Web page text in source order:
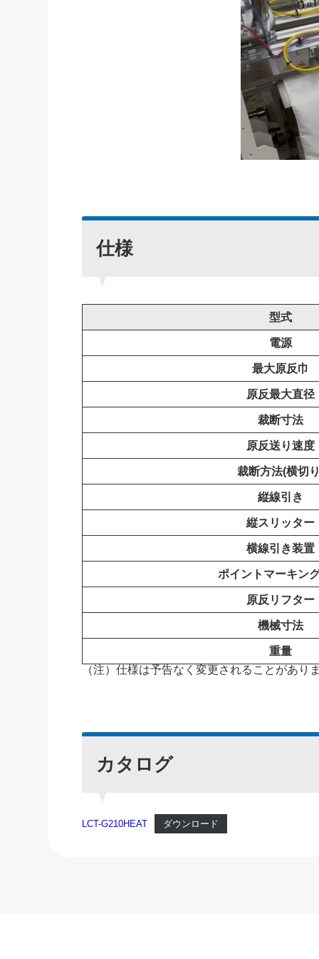
仕様
型式
電源
最大原反巾
原反最大直径
裁断寸法
原反送り速度
裁断方法(横切
縦線引き
縦スリッター
横線引き装置
ポイントマーキン
原反リフター
機械寸法
重量
（注）仕様は予告なく変更されることがあり
カタログ
LCT-G210HEAT ダウンロード